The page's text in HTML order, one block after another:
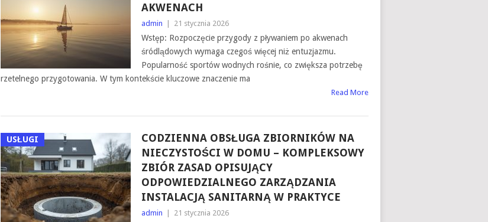
AKWENACH
admin 21 stycznia 2026
Wstęp: Rozpoczęcie przygody z pływaniem po akwenach
śródlądowych wymaga czegoś więcej niż entuzjazmu.
Popularność sportów wodnych rośnie, co zwiększa potrzebę
rzetelnego przygotowania. W tym kontekście kluczowe znaczenie ma
Read More
USŁUGI
CODZIENNA OBSŁUGA ZBIORNIKÓW NA
NIECZYSTOŚCI W DOMU – KOMPLEKSOWY
ZBIÓR ZASAD OPISUJĄCY
ODPOWIEDZIALNEGO ZARZĄDZANIA
INSTALACJĄ SANITARNĄ W PRAKTYCE
admin 21 stycznia 2026